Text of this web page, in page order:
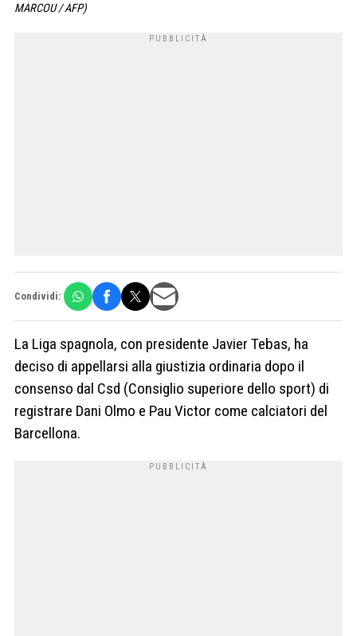
MARCOU / AFP)
Condividi:
La Liga spagnola, con presidente Javier Tebas, ha
deciso di appellarsi alla giustizia ordinaria dopo il
consenso dal Csd (Consiglio superiore dello sport) di
registrare Dani Olmo e Pau Victor come calciatori del
Barcellona.